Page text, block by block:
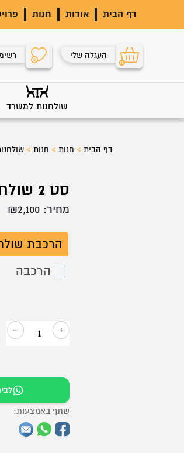
דף הבית אודות חנות
0
העגלה שלי 0
שולחנות למשרד
דף הבית> חנות> חנות>
סט 2 שולחנות רטרו
מחיר: ₪2,100
הרכבת שולחן
הרכבה
+
כמות
סט
שולחנות
רטרו
-
שתף באמצעות: